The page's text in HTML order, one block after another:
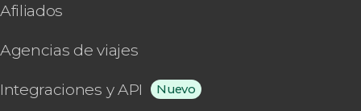
Afiliados
Agencias de viajes
Integraciones y API Nuevo